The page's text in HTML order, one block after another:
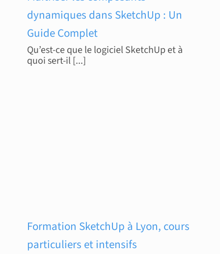
dynamiques dans SketchUp : Un
Guide Complet
Qu’est-ce que le logiciel SketchUp et à
quoi sert-il [...]
Formation SketchUp à Lyon, cours
particuliers et intensifs